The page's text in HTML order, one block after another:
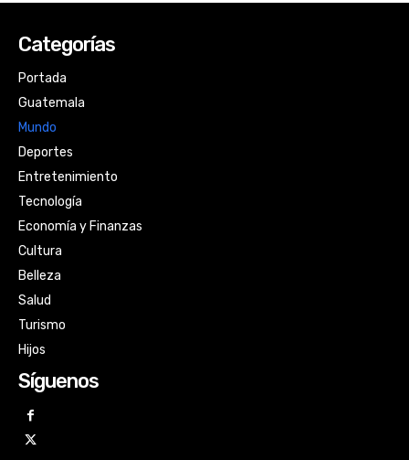
Categorías
Portada
Guatemala
Mundo
Deportes
Entretenimiento
Tecnología
Economía y Finanzas
Cultura
Belleza
Salud
Turismo
Hijos
Síguenos